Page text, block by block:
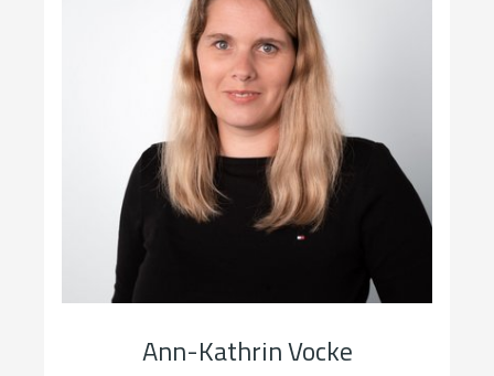
Ann-Kathrin Vocke